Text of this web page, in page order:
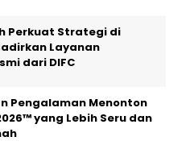
Perkuat Strategi di
Layanan
dari DIFC
Pengalaman Menonton
yang Lebih Seru dan